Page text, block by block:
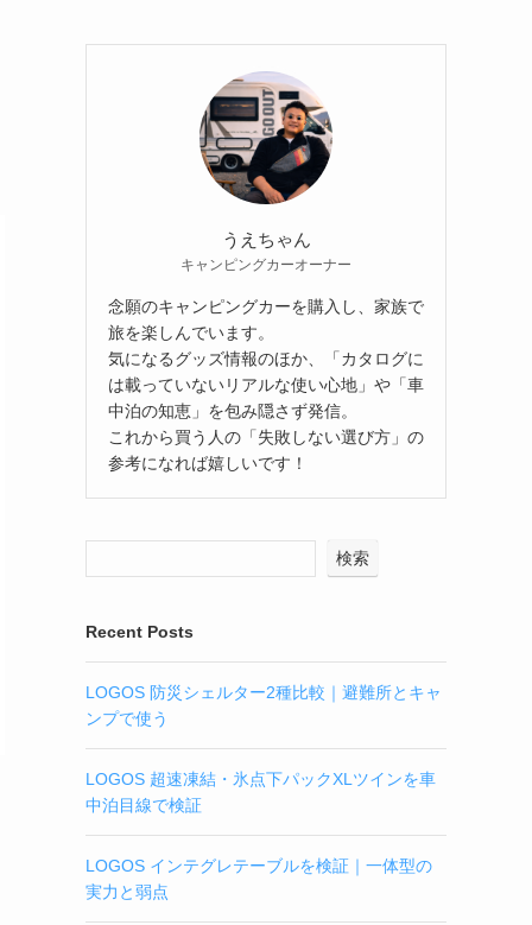
うえちゃん
キャンピングカーオーナー
念願のキャンピングカーを購入し、家族で
旅を楽しんでいます。
気になるグッズ情報のほか、「カタログに
は載っていないリアルな使い心地」や「車
中泊の知恵」を包み隠さず発信。
これから買う人の「失敗しない選び方」の
参考になれば嬉しいです！
検索
Recent Posts
LOGOS 防災シェルター2種比較｜避難所とキャ
ンプで使う
LOGOS 超速凍結・氷点下パックXLツインを車
中泊目線で検証
LOGOS インテグレテーブルを検証｜一体型の
実力と弱点